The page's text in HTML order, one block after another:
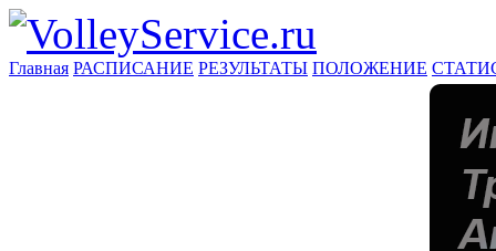
Главная РАСПИСАНИЕ РЕЗУЛЬТАТЫ ПОЛОЖЕНИЕ